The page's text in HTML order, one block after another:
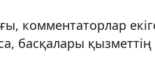
комментаторлар
басқалары қызметтің